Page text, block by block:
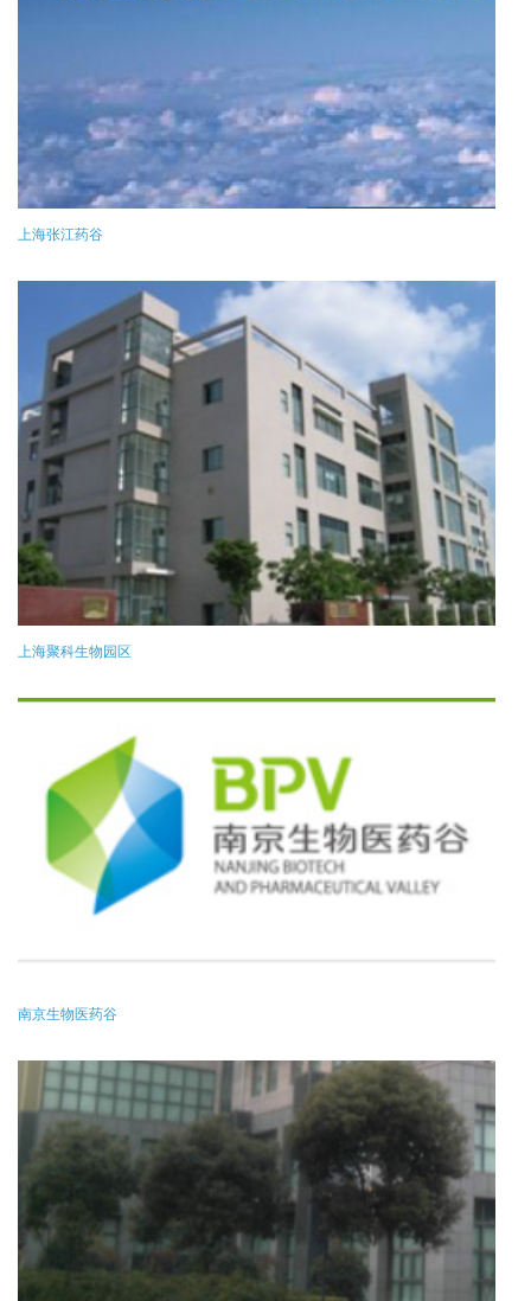
上海张江药谷
上海聚科生物园区
南京生物医药谷